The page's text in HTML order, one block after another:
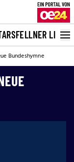
FELLNER LIVE
Bundeshymne